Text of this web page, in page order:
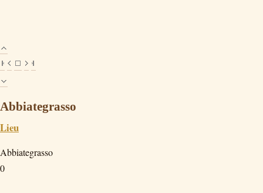
Abbiategrasso
Lieu
Abbiategrasso
0